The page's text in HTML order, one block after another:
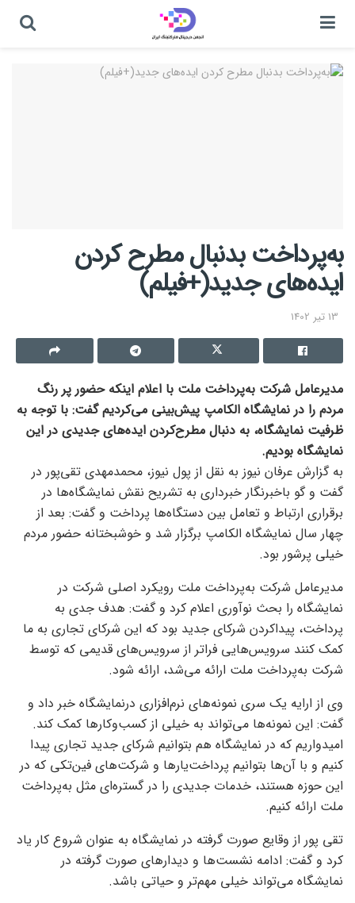
به‌پرداخت بدنبال مطرح کردن
ایده‌های جدید(+فیلم)
13 تیر 1402
مدیرعامل شرکت به‌پرداخت ملت با اعلام اینکه حضور پر رنگ
مردم را در نمایشگاه الکامپ پیش‌بینی می‌کردیم گفت: با توجه به
ظرفیت نمایشگاه، به دنبال مطرح‌کردن ایده‌های جدیدی در این
نمایشگاه بودیم.
به گزارش عرفان نیوز به نقل از پول نیوز، محمدمهدی تقی‌پور در
گفت و گو باخبرنگار خبرداری به تشریح نقش نمایشگاه‌ها در
برقراری ارتباط و تعامل بین دستگاه‌ها پرداخت و گفت: بعد از
چهار سال نمایشگاه الکامپ برگزار شد و خوشبختانه حضور مردم
خیلی پرشور بود.
مدیرعامل شرکت به‌پرداخت ملت رویکرد اصلی شرکت در
نمایشگاه را بحث نوآوری اعلام کرد و گفت: هدف جدی به
پرداخت، پیداکردن شرکای جدید بود که این شرکای تجاری به ما
کمک کنند سرویس‌هایی فراتر از سرویس‌های قدیمی که توسط
شرکت به‌پرداخت ملت ارائه می‌شد، ارائه شود.
وی از ارایه یک سری نمونه‌های نرم‌افزاری درنمایشگاه خبر داد و
گفت: این نمونه‌ها می‌تواند به خیلی از کسب‌وکار‌ها کمک کند.
امیدواریم که در نمایشگاه هم بتوانیم شرکای جدید تجاری پیدا
کنیم و با آن‌ها بتوانیم پرداخت‌یار‌ها و شرکت‌های فین‌تکی که در
این حوزه هستند، خدمات جدیدی را در گستره‌ای مثل به‌پرداخت
ملت ارائه کنیم.
تقی پور از وقایع صورت گرفته در نمایشگاه به عنوان شروع کار یاد
کرد و گفت: ادامه نشست‌ها و دیدار‌های صورت گرفته در
نمایشگاه می‌تواند خیلی مهم‌تر و حیاتی باشد.